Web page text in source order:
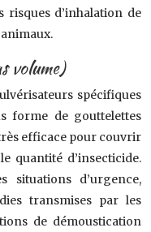
d’inhalation de
volume)
spécifiques
forme de gouttelettes
efficace pour couvrir
quantité d’insecticide.
situations d’urgence,
transmises par les
de démoustication